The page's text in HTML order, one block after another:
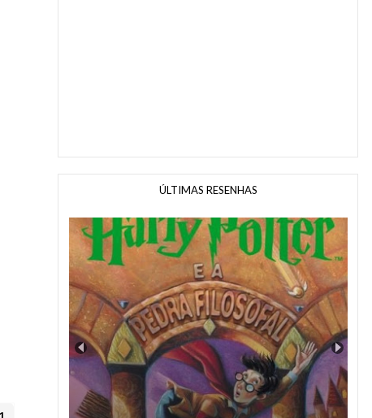
ÚLTIMAS RESENHAS